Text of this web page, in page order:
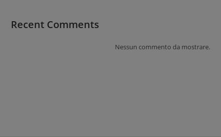
Recent Comments
Nessun commento da mostrare.